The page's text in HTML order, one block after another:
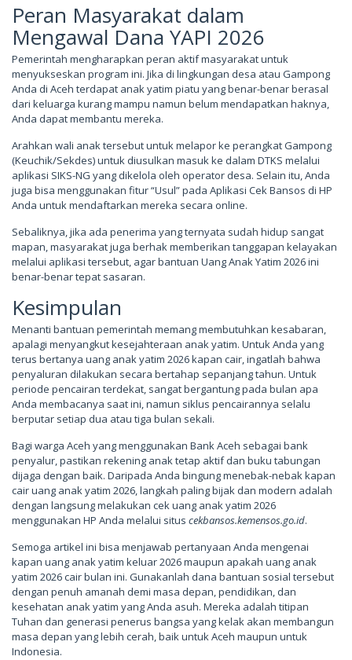
Peran Masyarakat dalam
Mengawal Dana YAPI 2026
Pemerintah mengharapkan peran aktif masyarakat untuk
menyukseskan program ini. Jika di lingkungan desa atau Gampong
Anda di Aceh terdapat anak yatim piatu yang benar-benar berasal
dari keluarga kurang mampu namun belum mendapatkan haknya,
Anda dapat membantu mereka.
Arahkan wali anak tersebut untuk melapor ke perangkat Gampong
(Keuchik/Sekdes) untuk diusulkan masuk ke dalam DTKS melalui
aplikasi SIKS-NG yang dikelola oleh operator desa. Selain itu, Anda
juga bisa menggunakan fitur “Usul” pada Aplikasi Cek Bansos di HP
Anda untuk mendaftarkan mereka secara online.
Sebaliknya, jika ada penerima yang ternyata sudah hidup sangat
mapan, masyarakat juga berhak memberikan tanggapan kelayakan
melalui aplikasi tersebut, agar bantuan Uang Anak Yatim 2026 ini
benar-benar tepat sasaran.
Kesimpulan
Menanti bantuan pemerintah memang membutuhkan kesabaran,
apalagi menyangkut kesejahteraan anak yatim. Untuk Anda yang
terus bertanya uang anak yatim 2026 kapan cair, ingatlah bahwa
penyaluran dilakukan secara bertahap sepanjang tahun. Untuk
periode pencairan terdekat, sangat bergantung pada bulan apa
Anda membacanya saat ini, namun siklus pencairannya selalu
berputar setiap dua atau tiga bulan sekali.
Bagi warga Aceh yang menggunakan Bank Aceh sebagai bank
penyalur, pastikan rekening anak tetap aktif dan buku tabungan
dijaga dengan baik. Daripada Anda bingung menebak-nebak kapan
cair uang anak yatim 2026, langkah paling bijak dan modern adalah
dengan langsung melakukan cek uang anak yatim 2026
menggunakan HP Anda melalui situs cekbansos.kemensos.go.id.
Semoga artikel ini bisa menjawab pertanyaan Anda mengenai
kapan uang anak yatim keluar 2026 maupun apakah uang anak
yatim 2026 cair bulan ini. Gunakanlah dana bantuan sosial tersebut
dengan penuh amanah demi masa depan, pendidikan, dan
kesehatan anak yatim yang Anda asuh. Mereka adalah titipan
Tuhan dan generasi penerus bangsa yang kelak akan membangun
masa depan yang lebih cerah, baik untuk Aceh maupun untuk
Indonesia.